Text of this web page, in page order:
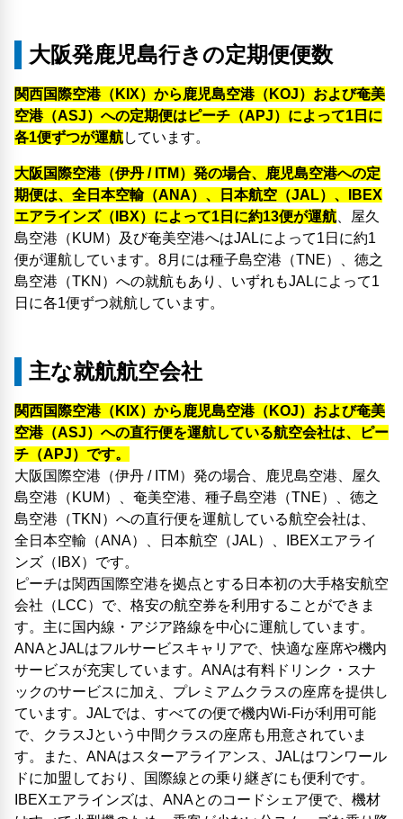
大阪発鹿児島行きの定期便便数
関西国際空港（KIX）から鹿児島空港（KOJ）および奄美
空港（ASJ）への定期便はピーチ（APJ）によって1日に
各1便ずつが運航しています。
大阪国際空港（伊丹 / ITM）発の場合、鹿児島空港への定
期便は、全日本空輸（ANA）、日本航空（JAL）、IBEX
エアラインズ（IBX）によって1日に約13便が運航 、屋久
島空港（KUM）及び奄美空港へはJALによって1日に約1
便が運航しています。8月には種子島空港（TNE）、徳之
島空港（TKN）への就航もあり、いずれもJALによって1
日に各1便ずつ就航しています。
主な就航航空会社
関西国際空港（KIX）から鹿児島空港（KOJ）および奄美
空港（ASJ）への直行便を運航している航空会社は、ピー
チ（APJ）です。
大阪国際空港（伊丹 / ITM）発の場合、鹿児島空港、屋久
島空港（KUM）、奄美空港、種子島空港（TNE）、徳之
島空港（TKN）への直行便を運航している航空会社は、
全日本空輸（ANA）、日本航空（JAL）、IBEXエアライ
ンズ（IBX）です。
ピーチは関西国際空港を拠点とする日本初の大手格安航空
会社（LCC）で、格安の航空券を利用することができま
す。主に国内線・アジア路線を中心に運航しています。
ANAとJALはフルサービスキャリアで、快適な座席や機内
サービスが充実しています。ANAは有料ドリンク・スナ
ックのサービスに加え、プレミアムクラスの座席を提供し
ています。JALでは、すべての便で機内Wi-Fiが利用可能
で、クラスJという中間クラスの座席も用意されていま
す。また、ANAはスターアライアンス、JALはワンワール
ドに加盟しており、国際線との乗り継ぎにも便利です。
IBEXエアラインズは、ANAとのコードシェア便で、機材